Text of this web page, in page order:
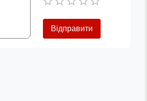
Відправити